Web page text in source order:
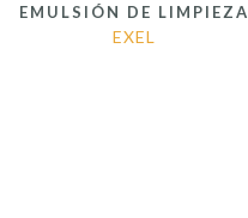
EMULSIÓN DE LIMPIEZA
EXEL